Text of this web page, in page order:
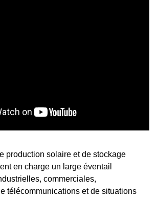
production solaire et de stockage
en charge un large éventail
commerciales,
télécommunications et de situations